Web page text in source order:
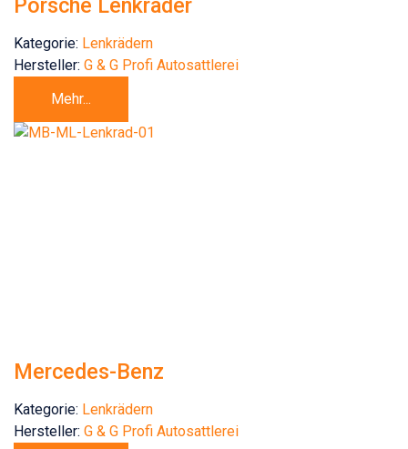
Porsche Lenkräder
Kategorie: Lenkrädern
Hersteller: G & G Profi Autosattlerei
Mehr...
Mercedes-Benz
Kategorie: Lenkrädern
Hersteller: G & G Profi Autosattlerei